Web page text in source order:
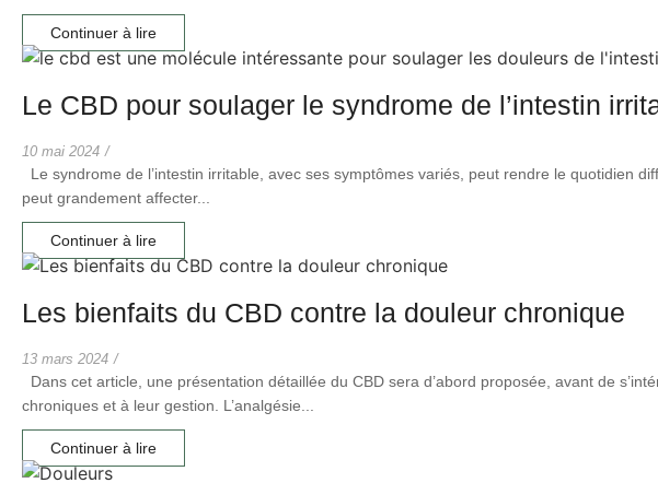
Continuer à lire
Le CBD pour soulager le syndrome de l’intestin
10 mai 2024 /
Le syndrome de l’intestin irritable, avec ses symptômes variés, peut rendre le quotidien
peut grandement affecter...
Continuer à lire
Les bienfaits du CBD contre la douleur chronique
13 mars 2024 /
Dans cet article, une présentation détaillée du CBD sera d’abord proposée, avant de
chroniques et à leur gestion. L’analgésie...
Continuer à lire